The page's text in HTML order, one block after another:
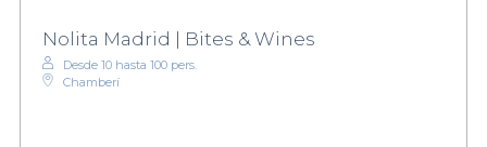
Nolita Madrid | Bites & Wines
Desde 10 hasta 100 pers.
Chamberí